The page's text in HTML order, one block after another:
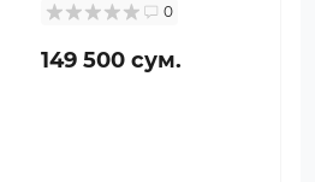
0
149 500 сум.